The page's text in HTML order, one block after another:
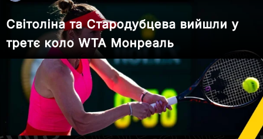
Світоліна та Стародубцева вийшли у
третє коло WTA Монреаль